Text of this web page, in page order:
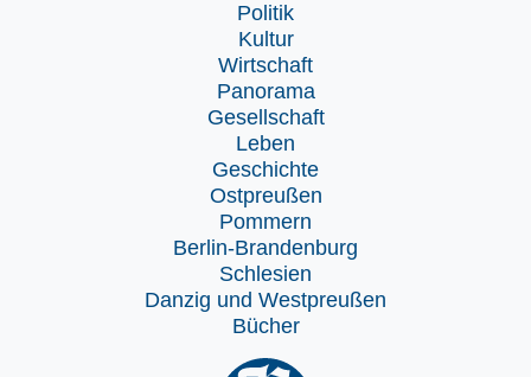
Politik
Kultur
Wirtschaft
Panorama
Gesellschaft
Leben
Geschichte
Ostpreußen
Pommern
Berlin-Brandenburg
Schlesien
Danzig und Westpreußen
Bücher